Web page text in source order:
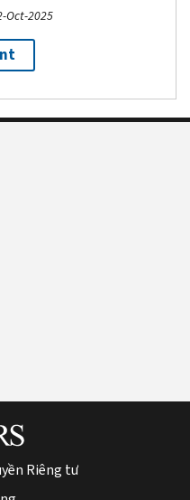
Oct-2025
Riêng tư